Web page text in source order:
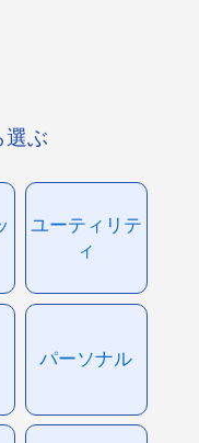
選ぶ
ユーティリテ
ィ
パーソナル